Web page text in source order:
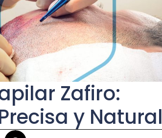
Zafiro:
y Natural